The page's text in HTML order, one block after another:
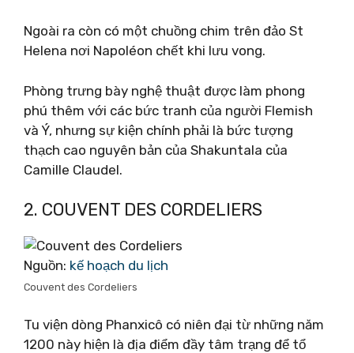
Ngoài ra còn có một chuồng chim trên đảo St
Helena nơi Napoléon chết khi lưu vong.
Phòng trưng bày nghệ thuật được làm phong
phú thêm với các bức tranh của người Flemish
và Ý, nhưng sự kiện chính phải là bức tượng
thạch cao nguyên bản của Shakuntala của
Camille Claudel.
2. COUVENT DES CORDELIERS
Nguồn: kế hoạch du lịch
Couvent des Cordeliers
Tu viện dòng Phanxicô có niên đại từ những năm
1200 này hiện là địa điểm đầy tâm trạng để tổ